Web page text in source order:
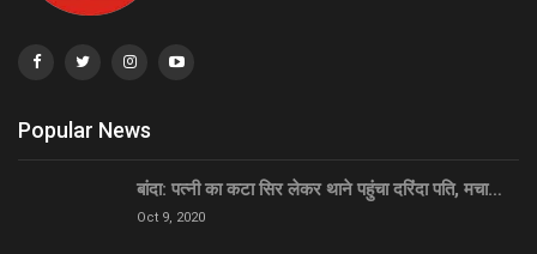
Popular News
बांदा: पत्नी का कटा सिर लेकर थाने पहुंचा दरिंदा पति, मचा…
Oct 9, 2020